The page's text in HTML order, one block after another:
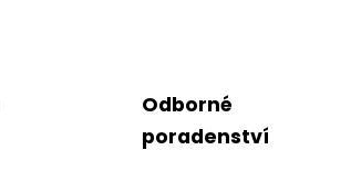
Odborné
poradenství